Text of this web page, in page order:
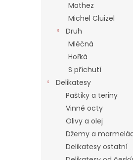
Mathez
Michel Cluizel
Druh
Mléčná
Hořká
S příchutí
Delikatesy
Paštiky a teriny
Vinné octy
Olivy a olej
Džemy a
Delikatesy ostatní